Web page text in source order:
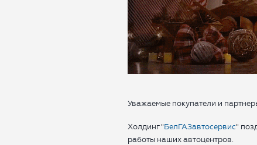
Уважаемые покупатели и
Холдинг "БелГАЗавтосервис"
работы наших автоцентров.